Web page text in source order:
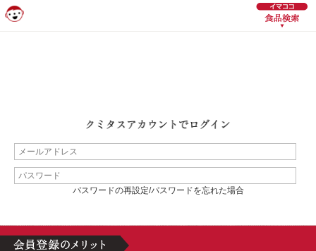
パスワードの再設定/パスワードを忘れた場合